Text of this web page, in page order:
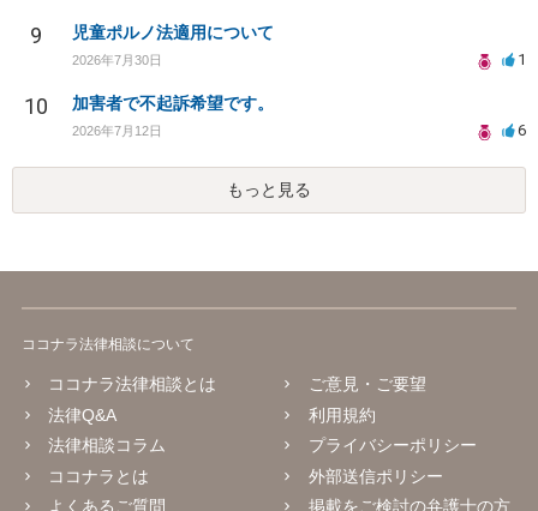
9 児童ポルノ法適用について
2026年7月30日 1
10 加害者で不起訴希望です。
2026年7月12日 6
もっと見る
ココナラ法律相談について
ココナラ法律相談とは
法律Q&A
法律相談コラム
ココナラとは
よくあるご質問
ご意見・ご要望
利用規約
プライバシーポリシー
外部送信ポリシー
掲載をご検討の弁護士の方